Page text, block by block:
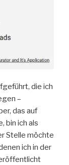
die ich
–
das auf
bin ich als
Stelle möchte
ich in der